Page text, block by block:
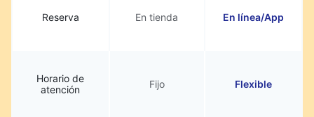
Reserva En tienda En línea/App
Horario de
atención
Fijo Flexible